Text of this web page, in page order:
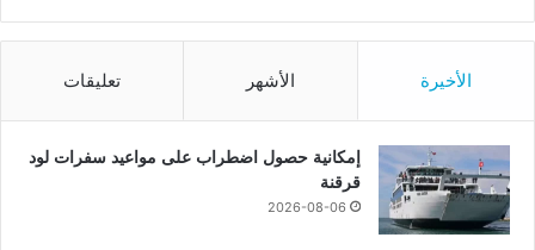
الأخيرة الأشهر تعليقات
إمكانية حصول اضطراب على مواعيد سفرات لود
قرقنة
2026-08-06